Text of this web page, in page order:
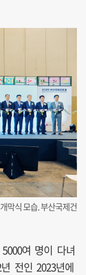
막식 모습. 부산국제건
여 명이 다녀
전인 2023년에